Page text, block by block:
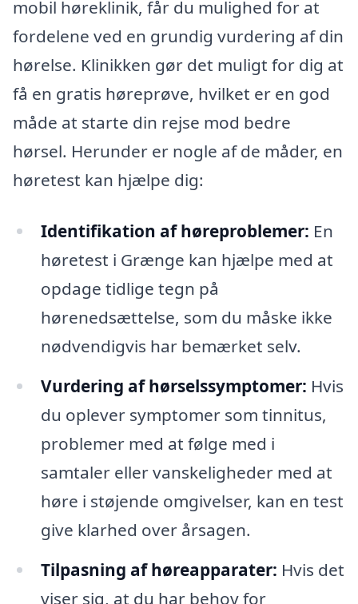
mobil høreklinik, får du mulighed for at
fordelene ved en grundig vurdering af din
hørelse. Klinikken gør det muligt for dig at
få en gratis høreprøve, hvilket er en god
måde at starte din rejse mod bedre
hørsel. Herunder er nogle af de måder, en
høretest kan hjælpe dig:
Identifikation af høreproblemer: En
høretest i Grænge kan hjælpe med at
opdage tidlige tegn på
hørenedsættelse, som du måske ikke
nødvendigvis har bemærket selv.
Vurdering af hørselssymptomer: Hvis
du oplever symptomer som tinnitus,
problemer med at følge med i
samtaler eller vanskeligheder med at
høre i støjende omgivelser, kan en test
give klarhed over årsagen.
Tilpasning af høreapparater: Hvis det
viser sig, at du har behov for